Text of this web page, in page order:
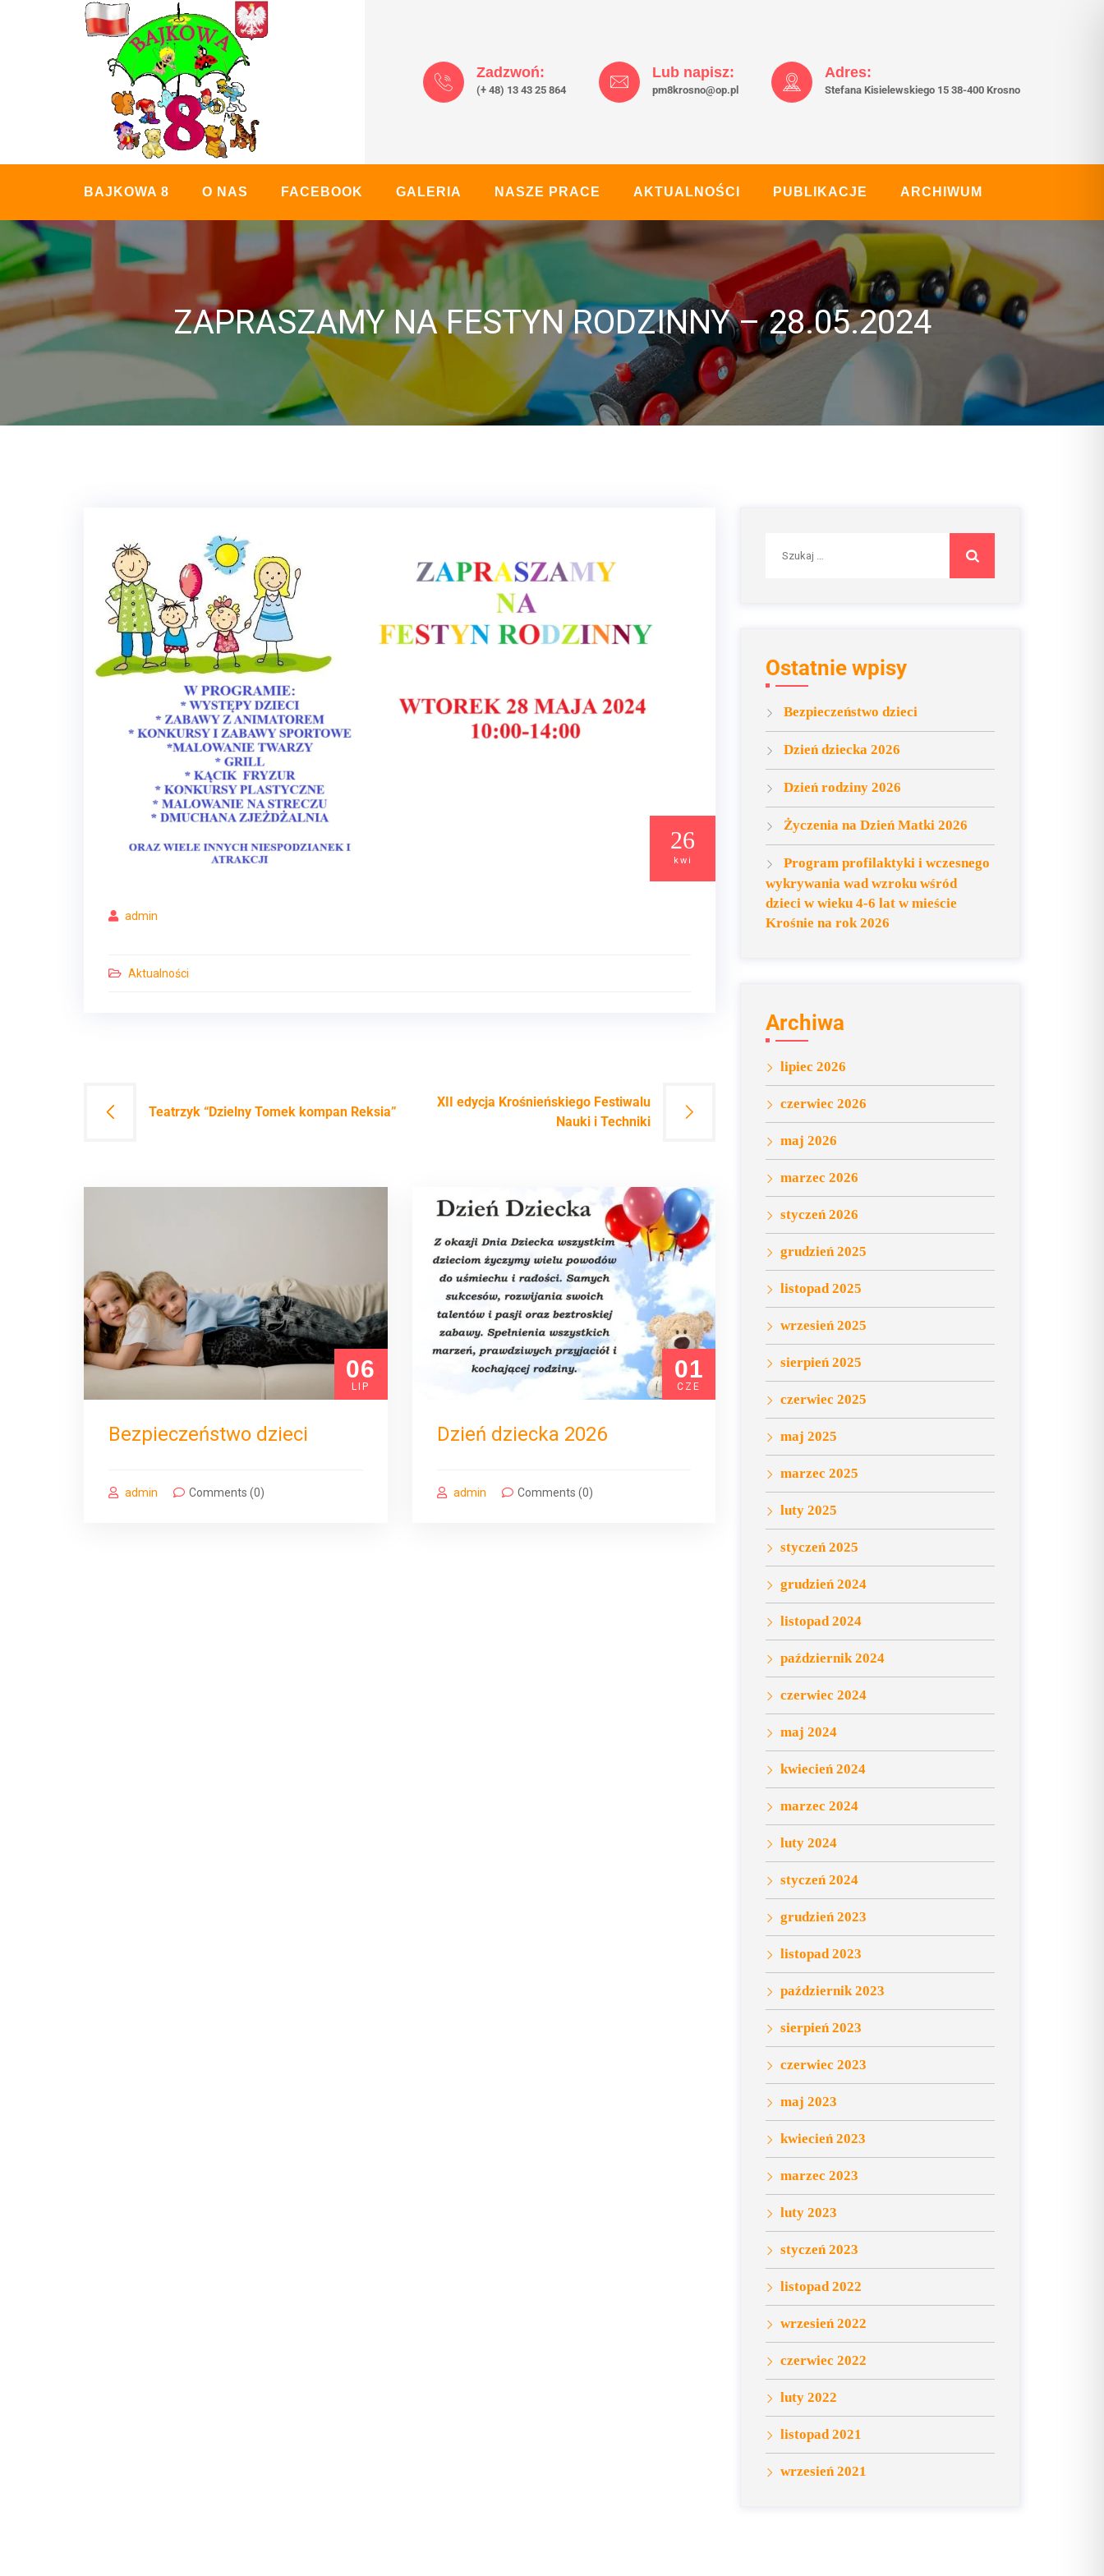
Zadzwoń:
(+ 48) 13 43 25 864
Lub napisz:
pm8krosno@op.pl
Adres:
Stefana Kisielewskiego 15 38-400 Krosno
BAJKOWA 8 O NAS FACEBOOK GALERIA NASZE PRACE AKTUALNOŚCI PUBLIKACJE ARCHIWUM
ZAPRASZAMY NA FESTYN RODZINNY – 28.05.2024
admin
26
kwi
Aktualności
Nawigacja
Teatrzyk “Dzielny Tomek kompan Reksia”
XII edycja Krośnieńskiego Festiwalu
Nauki i Techniki
06
LIP
Bezpieczeństwo dzieci
admin Comments (0)
01
CZE
Dzień dziecka 2026
admin Comments (0)
Ostatnie wpisy
Bezpieczeństwo dzieci
Dzień dziecka 2026
Dzień rodziny 2026
Życzenia na Dzień Matki 2026
Program profilaktyki i wczesnego
wykrywania wad wzroku wśród
dzieci w wieku 4-6 lat w mieście
Krośnie na rok 2026
Archiwa
lipiec 2026
czerwiec 2026
maj 2026
marzec 2026
styczeń 2026
grudzień 2025
listopad 2025
wrzesień 2025
sierpień 2025
czerwiec 2025
maj 2025
marzec 2025
luty 2025
styczeń 2025
grudzień 2024
listopad 2024
październik 2024
czerwiec 2024
maj 2024
kwiecień 2024
marzec 2024
luty 2024
styczeń 2024
grudzień 2023
listopad 2023
październik 2023
sierpień 2023
czerwiec 2023
maj 2023
kwiecień 2023
marzec 2023
luty 2023
styczeń 2023
listopad 2022
wrzesień 2022
czerwiec 2022
luty 2022
listopad 2021
wrzesień 2021